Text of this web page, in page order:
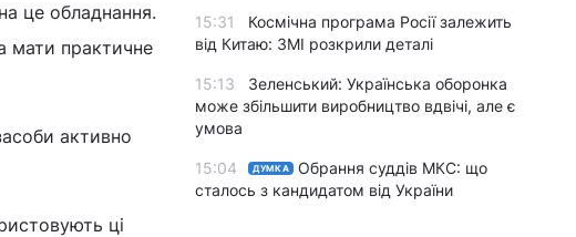
це обладнання.
мати практичне
активно
ці
15:31
Космічна програма Росії залежить
від Китаю: ЗМІ розкрили деталі
15:13
Зеленський: Українська оборонка
може збільшити виробництво вдвічі, але є
умова
15:04 ДУМКА
Обрання суддів МКС: що
сталось з кандидатом від України